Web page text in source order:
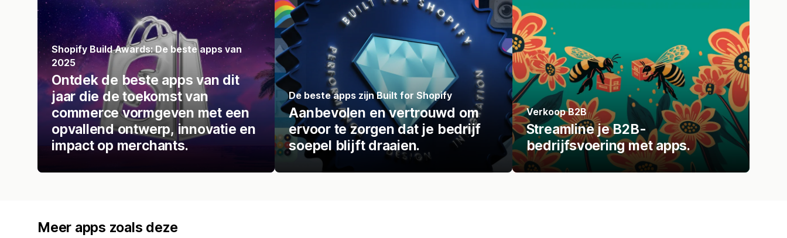
Shopify Build Awards: De beste apps van
2025
Ontdek de beste apps van dit
jaar die de toekomst van
commerce vormgeven met een
opvallend ontwerp, innovatie en
impact op merchants.
De beste apps zijn Built for Shopify
Aanbevolen en vertrouwd om
ervoor te zorgen dat je bedrijf
soepel blijft draaien.
Verkoop B2B
Streamline je B2B-
bedrijfsvoering met apps.
Meer apps zoals deze